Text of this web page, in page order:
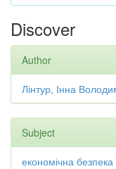
Discover
Author
Лінтур, Інна
Subject
економічна безпека